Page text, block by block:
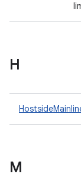
H
M